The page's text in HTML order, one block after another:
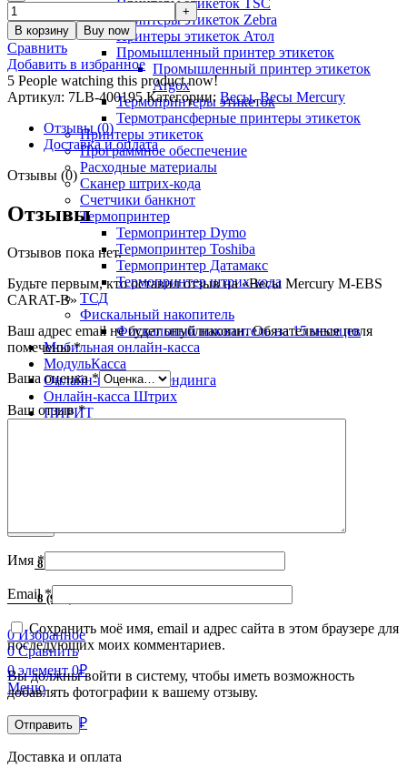
Принтеры этикеток TSC
Принтеры этикеток Zebra
Принтеры этикеток Атол
Промышленный принтер этикеток
Промышленный принтер этикеток
Argox
Термопринтеры этикеток
Термотрансферные принтеры этикеток
Принтеры этикеток
Программное обеспечение
Расходные материалы
Сканер штрих-кода
Счетчики банкнот
Термопринтер
Термопринтер Dymo
Термопринтер Toshiba
Термопринтер Датамакс
Термопринтер штрих-кода
ТСД
Фискальный накопитель
Фискальный накопитель на 15 месяцев
Мобильная онлайн-касса
МодульКасса
Онлайн-касса для вендинга
Онлайн-касса Штрих
ПИРИТ
8 (996) 252-05-49
8 (918) 628-83-32
0Избранное
0 Сравнить
0элемент 0₽
Меню
0элемент 0 ₽
В корзину Buy now
Сравнить
Добавить в избранное
5 People watching this product now!
Артикул: 7LB-400195Категории: Весы, Весы Mercury
Отзывы (0)
Доставка и оплата
Отзывы (0)
Отзывы
Отзывов пока нет.
Будьте первым, кто оставил отзыв на «Весы Mercury M-EBS
CARAT-B»
Ваш адрес email не будет опубликован. Обязательные поля
помечены*
Ваша оценка*
Ваш отзыв*
Имя *
Email*
Сохранить моё имя, email и адрес сайта в этом браузере для
последующих моих комментариев.
Вы должны войти в систему, чтобы иметь возможность
добавлять фотографии к вашему отзыву.
Доставка и оплата